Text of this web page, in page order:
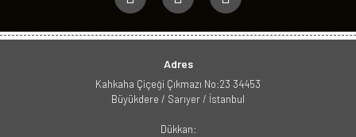
Adres
Kahkaha Çiçeği Çıkmazı No:23 34453
Büyükdere / Sarıyer / İstanbul
Dükkan: